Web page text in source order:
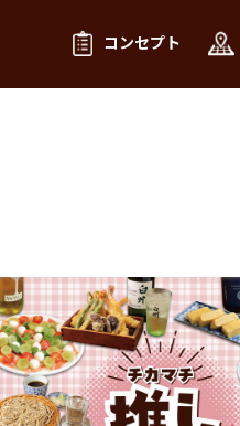
コンセプト